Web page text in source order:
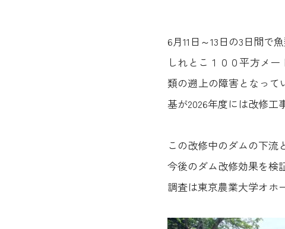
6月11日～13日の3日間で
しれとこ１００平方メ
類の遡上の障害となって
基が2026年度には改修工
この改修中のダムの下流
今後のダム改修効果を検
調査は東京農業大学オホ